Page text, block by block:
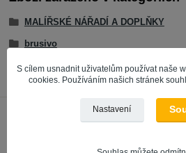
MALÍŘSKÉ NÁŘADÍ A DOPLŇKY
brusivo
S cílem usnadnit uživatelům používat naše
cookies. Používáním našich stránek
Nastavení